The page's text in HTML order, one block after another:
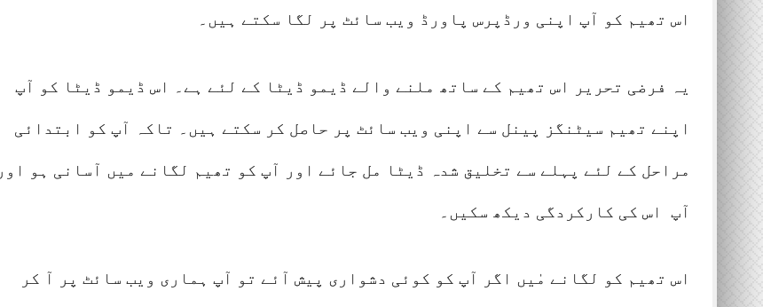
اس تھیم کو آپ اپنی ورڈپرس پاورڈ ویب سائٹ پر لگا سکتے ہیں۔
یہ فرضی تحریر اس تھیم کے ساتھ ملنے والے ڈیمو ڈیٹا کے لئے ہے۔ اس ڈیمو ڈیٹا کو آپ
اپنے تھیم سیٹنگز پینل سے اپنی ویب سائٹ پر حاصل کر سکتے ہیں۔ تاکہ آپ کو ابتدائی
مراحل کے لئے پہلے سے تخلیق شدہ ڈیٹا مل جائے اور آپ کو تھیم لگانے میں آسانی ہو اور
آپ اس کی کارکردگی دیکھ سکیں۔
اس تھیم کو لگانے مٰیں اگر آپ کو کوئی دشواری پیش آئے تو آپ ہماری ویب سائٹ پر آ کر